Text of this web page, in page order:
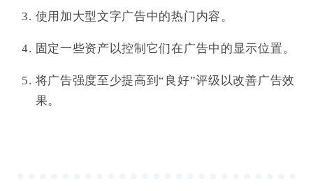
使用加大型文字广告中的热门内容。
固定一些资产以控制它们在广告中的显示位置。
将广告强度至少提高到“良好”评级以改善广告效
果。